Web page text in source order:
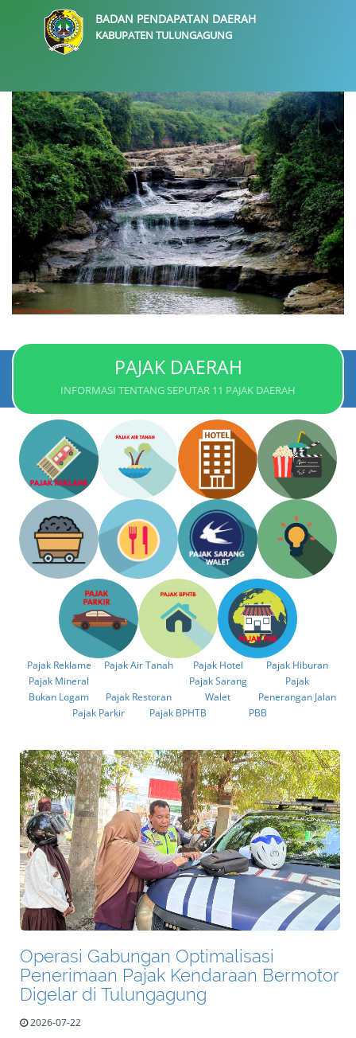
BADAN PENDAPATAN DAERAH
KABUPATEN TULUNGAGUNG
PAJAK DAERAH
INFORMASI TENTANG SEPUTAR 11 PAJAK DAERAH
Pajak Reklame Pajak Air Tanah Pajak Hotel
Pajak Hiburan
Pajak Mineral
Bukan Logam
Pajak Restoran
Pajak Sarang
Walet
Pajak
Penerangan Jalan
Pajak Parkir
Pajak BPHTB PBB
Operasi Gabungan Optimalisasi
Penerimaan Pajak Kendaraan Bermotor
Digelar di Tulungagung
2026-07-22